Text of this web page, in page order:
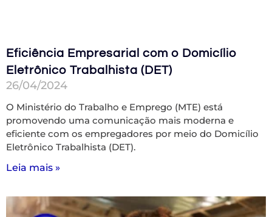
Eficiência Empresarial com o Domicílio
Eletrônico Trabalhista (DET)
26/04/2024
O Ministério do Trabalho e Emprego (MTE) está
promovendo uma comunicação mais moderna e
eficiente com os empregadores por meio do Domicílio
Eletrônico Trabalhista (DET).
Leia mais »